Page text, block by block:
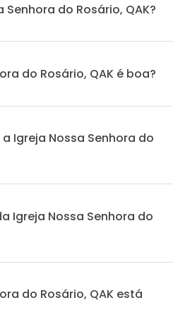
Senhora do Rosário, QAK?
do Rosário, QAK é boa?
Igreja Nossa Senhora do
Igreja Nossa Senhora do
do Rosário, QAK está